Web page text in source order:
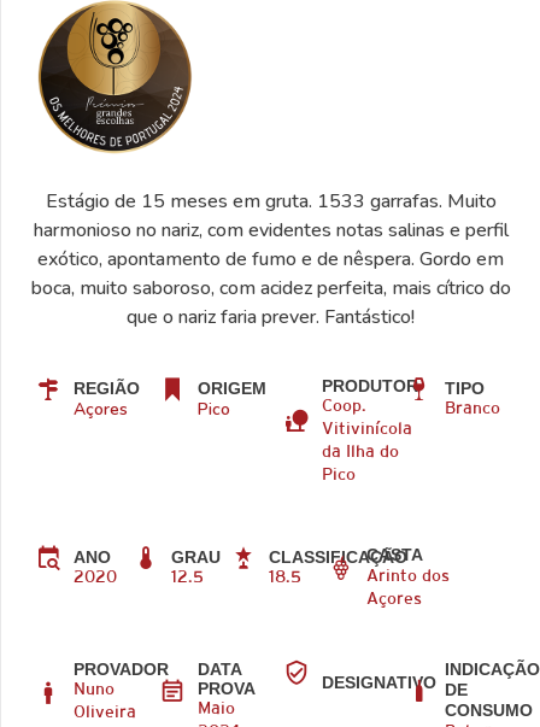
Estágio de 15 meses em gruta. 1533 garrafas. Muito
harmonioso no nariz, com evidentes notas salinas e perfil
exótico, apontamento de fumo e de nêspera. Gordo em
boca, muito saboroso, com acidez perfeita, mais cítrico do
que o nariz faria prever. Fantástico!
REGIÃO
Açores
ORIGEM
Pico
PRODUTOR
Coop.
Vitivinícola
da Ilha do
Pico
TIPO
Branco
ANO
2020
GRAU
12.5
CLASSIFICAÇÃO
18.5
CASTA
Arinto dos
Açores
PROVADOR
Nuno
Oliveira
DATA
PROVA
Maio
DESIGNATIVO
INDICAÇÃO
DE
CONSUMO